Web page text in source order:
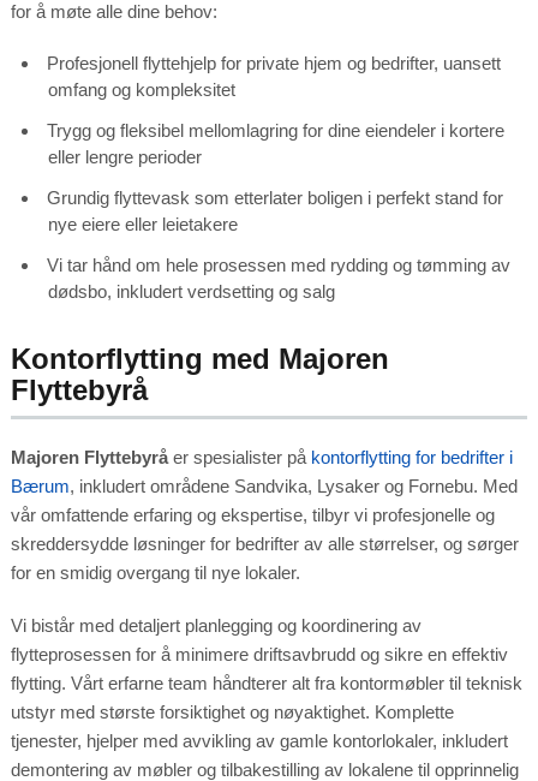
for å møte alle dine behov:
Profesjonell flyttehjelp for private hjem og bedrifter, uansett
omfang og kompleksitet
Trygg og fleksibel mellomlagring for dine eiendeler i kortere
eller lengre perioder
Grundig flyttevask som etterlater boligen i perfekt stand for
nye eiere eller leietakere
Vi tar hånd om hele prosessen med rydding og tømming av
dødsbo, inkludert verdsetting og salg
Kontorflytting med Majoren
Flyttebyrå
Majoren Flyttebyråer spesialister på kontorflytting for bedrifter i
Bærum, inkludert områdene Sandvika, Lysaker og Fornebu. Med
vår omfattende erfaring og ekspertise, tilbyr vi profesjonelle og
skreddersydde løsninger for bedrifter av alle størrelser, og sørger
for en smidig overgang til nye lokaler.
Vi bistår med detaljert planlegging og koordinering av
flytteprosessen for å minimere driftsavbrudd og sikre en effektiv
flytting. Vårt erfarne team håndterer alt fra kontormøbler til teknisk
utstyr med største forsiktighet og nøyaktighet. Komplette
tjenester, hjelper med avvikling av gamle kontorlokaler, inkludert
demontering av møbler og tilbakestilling av lokalene til opprinnelig